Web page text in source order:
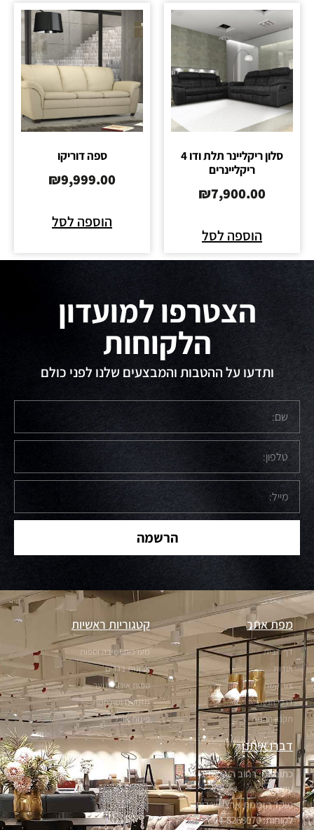
סלון ריקליינר תלת ודו 4
ריקליינרים
₪7,900.00
הוספה לסל
ספה דוריקו
₪9,999.00
הוספה לסל
הצטרפו למועדון
הלקוחות
ותדעו על ההטבות והמבצעים שלנו לפני כולם
הרשמה
מפת אתר
דף הבית
אודות
צור קשר
דרכי הגעה
תקנון החנות
קטגוריות ראשיות
מערכות ישיבה וספות
ארונות בגדים
ספות אירוח ונוער
מזנונים ושולחנות
פינות אוכל
דברו איתנו
כתובתנו: רחוב הערבה 1, אור
עקיבא
מוקד הזמנות ארצי ושירות
לקוחות: 04-8268070